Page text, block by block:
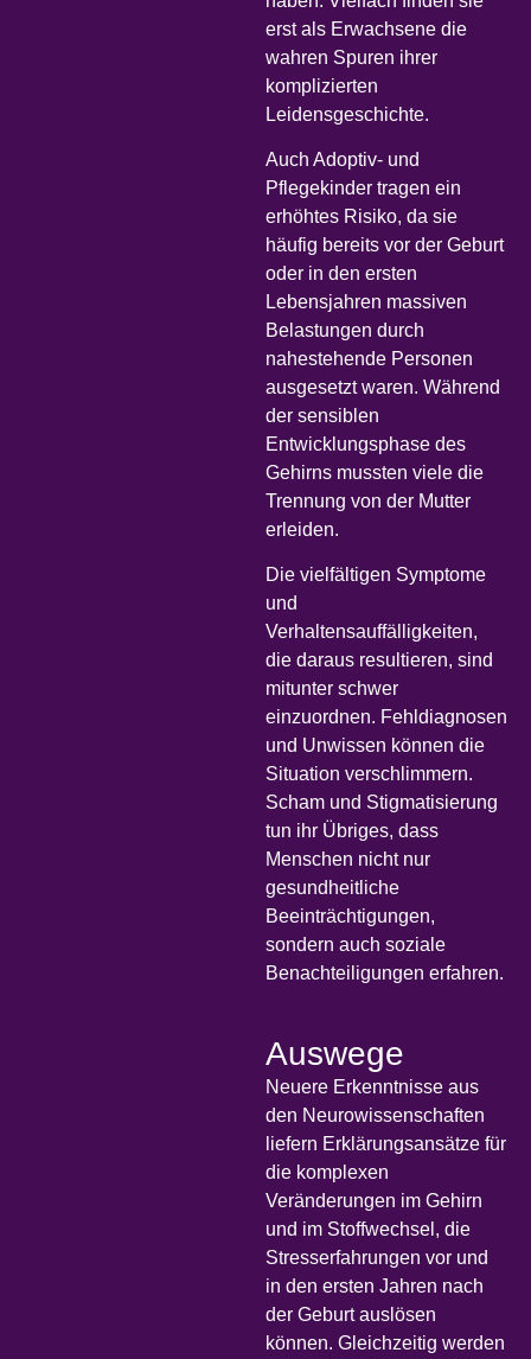
erst als Erwachsene die
wahren Spuren ihrer
komplizierten
Leidensgeschichte.
Auch Adoptiv- und
Pflegekinder tragen ein
erhöhtes Risiko, da sie
häufig bereits vor der Geburt
oder in den ersten
Lebensjahren massiven
Belastungen durch
nahestehende Personen
ausgesetzt waren. Während
der sensiblen
Entwicklungsphase des
Gehirns mussten viele die
Trennung von der Mutter
erleiden.
Die vielfältigen Symptome
und
Verhaltensauffälligkeiten,
die daraus resultieren, sind
mitunter schwer
einzuordnen. Fehldiagnosen
und Unwissen können die
Situation verschlimmern.
Scham und Stigmatisierung
tun ihr Übriges, dass
Menschen nicht nur
gesundheitliche
Beeinträchtigungen,
sondern auch soziale
Benachteiligungen erfahren.
Auswege
Neuere Erkenntnisse aus
den Neurowissenschaften
liefern Erklärungsansätze für
die komplexen
Veränderungen im Gehirn
und im Stoffwechsel, die
Stresserfahrungen vor und
in den ersten Jahren nach
der Geburt auslösen
können. Gleichzeitig werden